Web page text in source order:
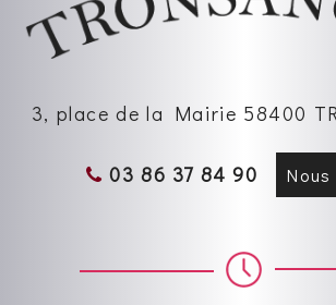
3, place de la Mairie 58400
03 86 37 84 90